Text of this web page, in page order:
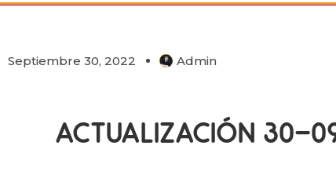
Septiembre 30, 2022 Admin
ACTUALIZACIÓN 30-